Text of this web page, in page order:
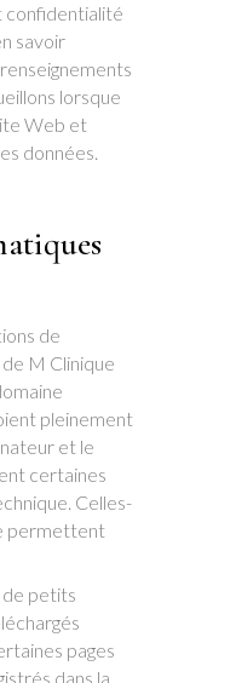
confidentialité
savoir
lorsque
Web et
données.
de
M Clinique
pleinement
et le
certaines
Celles-
permettent
de petits
pages
dans la